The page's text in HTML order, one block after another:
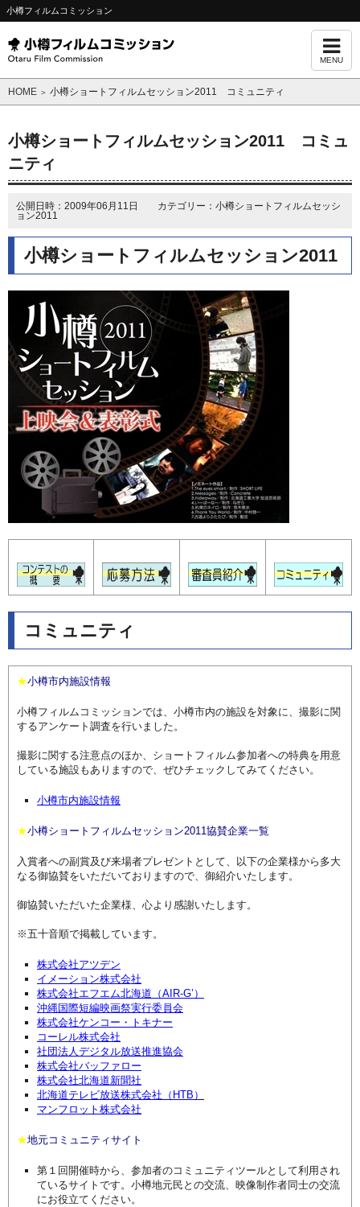
小樽フィルムコミッション
MENU
HOME ＞ 小樽ショートフィルムセッション2011 コミュニティ
小樽ショートフィルムセッション2011 コミュ
ニティ
公開日時：2009年06月11日 カテゴリー：小樽ショートフィルムセッシ
ョン2011
小樽ショートフィルムセッション2011
コミュニティ
★小樽市内施設情報
小樽フィルムコミッションでは、小樽市内の施設を対象に、撮影に関
するアンケート調査を行いました。
撮影に関する注意点のほか、ショートフィルム参加者への特典を用意
している施設もありますので、ぜひチェックしてみてください。
小樽市内施設情報
★小樽ショートフィルムセッション2011協賛企業一覧
入賞者への副賞及び来場者プレゼントとして、以下の企業様から多大
なる御協賛をいただいておりますので、御紹介いたします。
御協賛いただいた企業様、心より感謝いたします。
※五十音順で掲載しています。
株式会社アツデン
イメーション株式会社
株式会社エフエム北海道（AIR-G’）
沖縄国際短編映画祭実行委員会
株式会社ケンコー・トキナー
コーレル株式会社
社団法人デジタル放送推進協会
株式会社バッファロー
株式会社北海道新聞社
北海道テレビ放送株式会社（HTB）
マンフロット株式会社
★地元コミュニティサイト
第１回開催時から、参加者のコミュニティツールとして利用され
ているサイトです。小樽地元民との交流、映像制作者同士の交流
にお役立てください。